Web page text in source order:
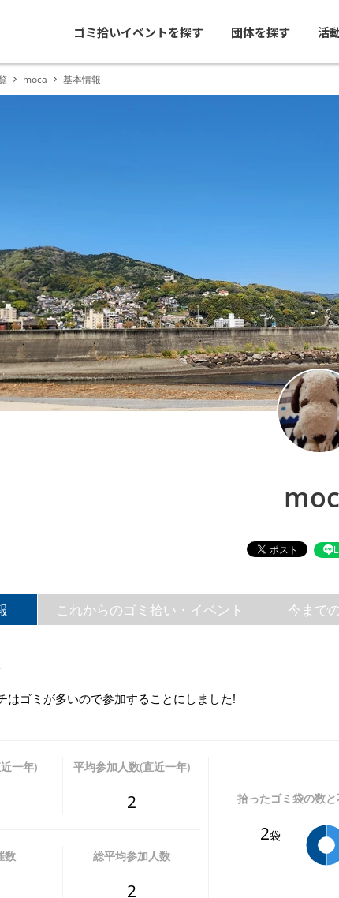
ゴミ拾いイベントを探す 団体を探す 活
moca 基本情報
これからのゴミ拾い・イベント 今まで
はゴミが多いので参加することにしました!
一年) 平均参加人数(直近一年)
2
数 総平均参加人数
2
拾ったゴミ袋の数
2袋